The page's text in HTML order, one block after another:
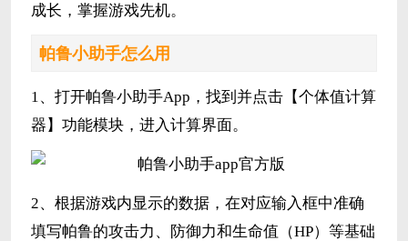
成长，掌握游戏先机。
帕鲁小助手怎么用
1、打开帕鲁小助手App，找到并点击【个体值计算
器】功能模块，进入计算界面。
2、根据游戏内显示的数据，在对应输入框中准确
填写帕鲁的攻击力、防御力和生命值（HP）等基础